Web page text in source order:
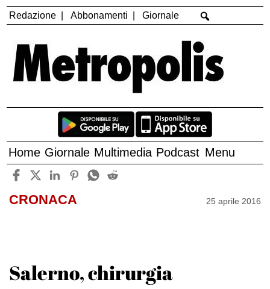
Redazione Abbonamenti Giornale
Home Giornale Multimedia Podcast Menu
CRONACA 25 aprile 2016
Salerno, chirurgia